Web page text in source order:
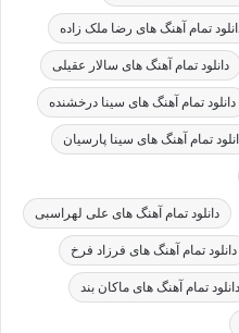
تمام آهنگ های رضا ملک زاده
دانلود تمام آهنگ های سالار عقیلی
دانلود تمام آهنگ های سینا درخشنده
تمام آهنگ های سینا پارسیان
دانلود تمام آهنگ های علی لهراسبی
دانلود تمام آهنگ های فرزاد فرخ
دانلود تمام آهنگ های ماکان بند